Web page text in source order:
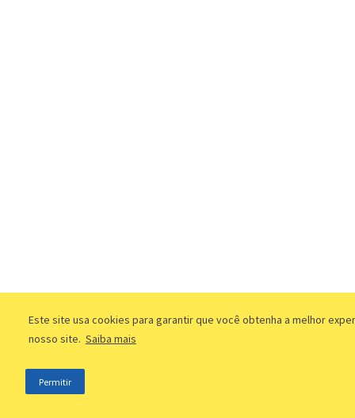
Este site usa cookies para garantir que você obtenha a melhor
nosso site. Saiba mais
Permitir